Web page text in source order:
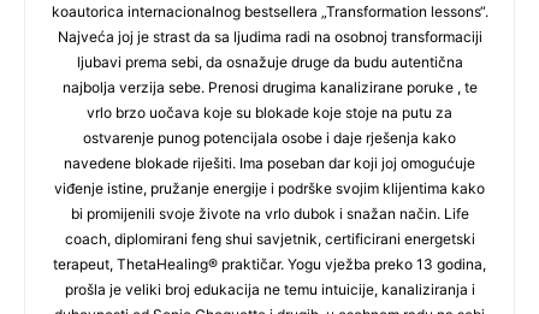
koautorica internacionalnog bestsellera „Transformation lessons“.
Najveća joj je strast da sa ljudima radi na osobnoj transformaciji
ljubavi prema sebi, da osnažuje druge da budu autentična
najbolja verzija sebe. Prenosi drugima kanalizirane poruke , te
vrlo brzo uočava koje su blokade koje stoje na putu za
ostvarenje punog potencijala osobe i daje rješenja kako
navedene blokade riješiti. Ima poseban dar koji joj omogućuje
viđenje istine, pružanje energije i podrške svojim klijentima kako
bi promijenili svoje živote na vrlo dubok i snažan način. Life
coach, diplomirani feng shui savjetnik, certificirani energetski
terapeut, ThetaHealing® praktičar. Yogu vježba preko 13 godina,
prošla je veliki broj edukacija ne temu intuicije, kanaliziranja i